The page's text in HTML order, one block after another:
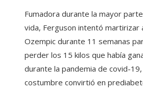
Fumadora durante la mayor
vida, Ferguson intentó martirizar
Ozempic durante 11 semanas
perder los 15 kilos que había
durante la pandemia de covid-
costumbre convirtió en